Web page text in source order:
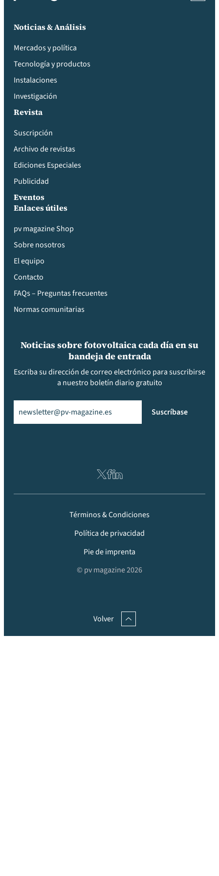
Noticias & Análisis
Mercados y política
Tecnología y productos
Instalaciones
Investigación
Revista
Suscripción
Archivo de revistas
Ediciones Especiales
Publicidad
Eventos
Enlaces útiles
pv magazine Shop
Sobre nosotros
El equipo
Contacto
FAQs – Preguntas frecuentes
Normas comunitarias
Noticias sobre fotovoltaica cada día en su
bandeja de entrada
Escriba su dirección de correo electrónico para suscribirse
a nuestro boletín diario gratuito
Suscríbase
Términos & Condiciones
Política de privacidad
Pie de imprenta
© pv magazine 2026
Volver